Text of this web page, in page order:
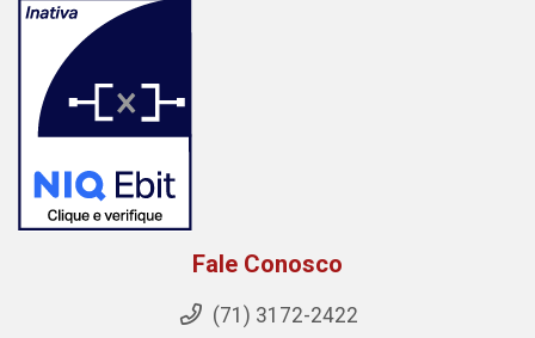
Fale Conosco
(71) 3172-2422